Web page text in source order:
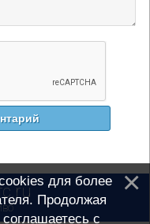
для более
Продолжая
с